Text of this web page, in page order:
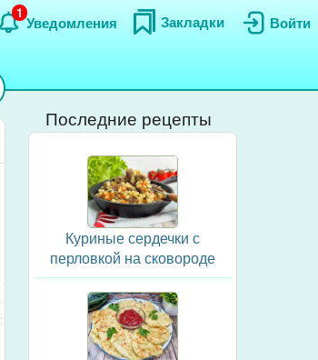
Войти
Закладки
Уведомления
1
Последние рецепты
Куриные сердечки с
перловкой на сковороде